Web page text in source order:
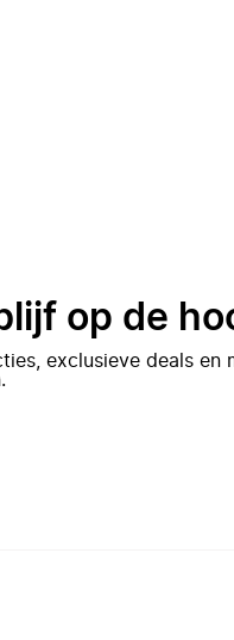
op de
exclusieve deals en